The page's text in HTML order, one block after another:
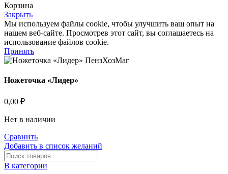
Корзина
Закрыть
Мы используем файлы cookie, чтобы улучшить ваш опыт на
нашем веб-сайте. Просмотрев этот сайт, вы соглашаетесь на
использование файлов cookie.
Принять
Ножеточка «Лидер»
0,00 ₽
Нет в наличии
Сравнить
Добавить в список желаний
В категории